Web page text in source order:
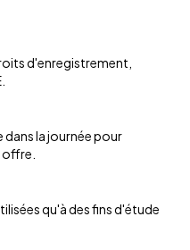
d'enregistrement,
la journée pour
qu'à des fins d'étude